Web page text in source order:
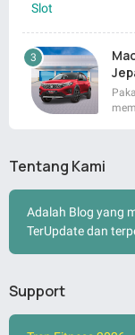
Tentang Kami
Adalah Blog yang
TerUpdate dan
Support